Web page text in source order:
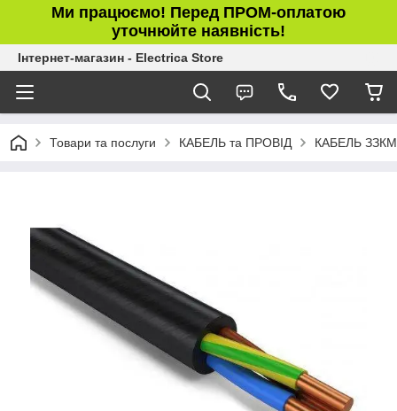
Ми працюємо! Перед ПРОМ-оплатою
уточнюйте наявність!
Інтернет-магазин - Electrica Store
Товари та послуги КАБЕЛЬ та ПРОВІД КАБЕЛЬ ЗЗКМ